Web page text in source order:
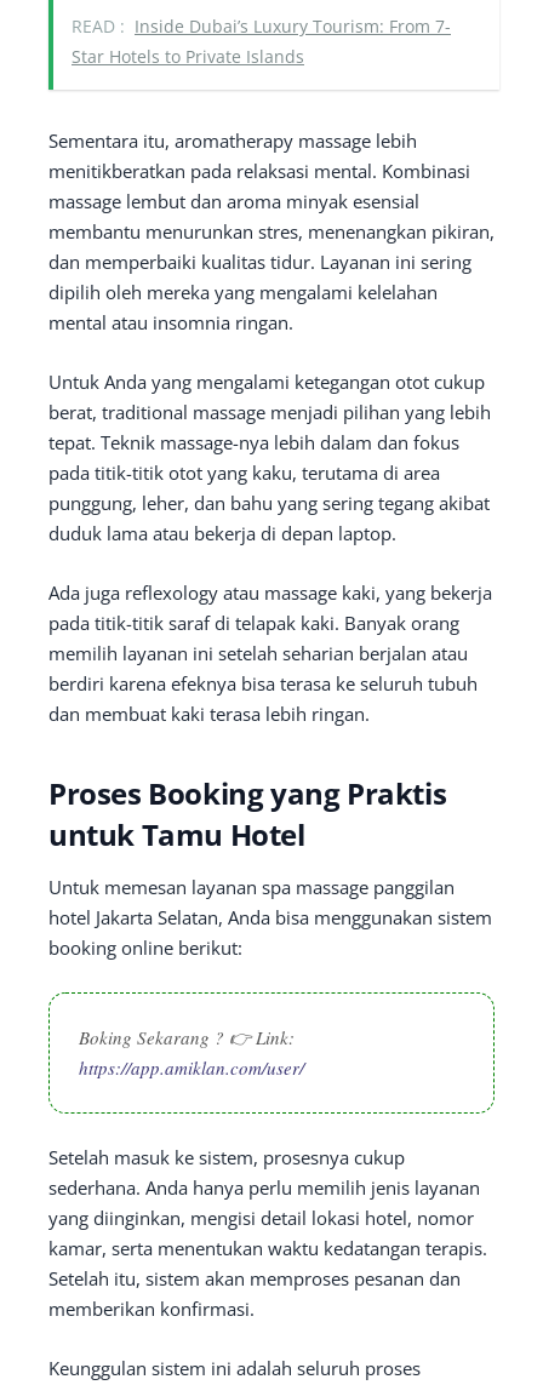
READ : Inside Dubai’s Luxury Tourism: From 7-
Star Hotels to Private Islands
Sementara itu, aromatherapy massage lebih
menitikberatkan pada relaksasi mental. Kombinasi
massage lembut dan aroma minyak esensial
membantu menurunkan stres, menenangkan pikiran,
dan memperbaiki kualitas tidur. Layanan ini sering
dipilih oleh mereka yang mengalami kelelahan
mental atau insomnia ringan.
Untuk Anda yang mengalami ketegangan otot cukup
berat, traditional massage menjadi pilihan yang lebih
tepat. Teknik massage-nya lebih dalam dan fokus
pada titik-titik otot yang kaku, terutama di area
punggung, leher, dan bahu yang sering tegang akibat
duduk lama atau bekerja di depan laptop.
Ada juga reflexology atau massage kaki, yang bekerja
pada titik-titik saraf di telapak kaki. Banyak orang
memilih layanan ini setelah seharian berjalan atau
berdiri karena efeknya bisa terasa ke seluruh tubuh
dan membuat kaki terasa lebih ringan.
Proses Booking yang Praktis
untuk Tamu Hotel
Untuk memesan layanan spa massage panggilan
hotel Jakarta Selatan, Anda bisa menggunakan sistem
booking online berikut:
Boking Sekarang ? 👉 Link:
https://app.amiklan.com/user/
Setelah masuk ke sistem, prosesnya cukup
sederhana. Anda hanya perlu memilih jenis layanan
yang diinginkan, mengisi detail lokasi hotel, nomor
kamar, serta menentukan waktu kedatangan terapis.
Setelah itu, sistem akan memproses pesanan dan
memberikan konfirmasi.
Keunggulan sistem ini adalah seluruh proses